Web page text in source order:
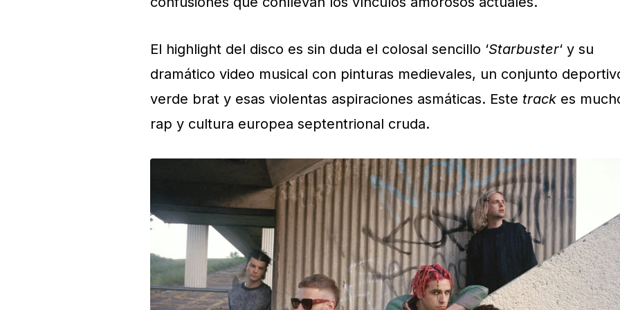
El highlight del disco es sin duda el colosal sencillo ‘Starbuster‘ y su
dramático video musical con pinturas medievales, un conjunto
verde brat y esas violentas aspiraciones asmáticas. Este track es
rap y cultura europea septentrional cruda.